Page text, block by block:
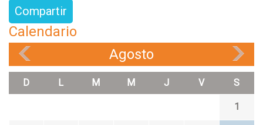
Compartir
Calendario
Agosto
D L M M J V S
1